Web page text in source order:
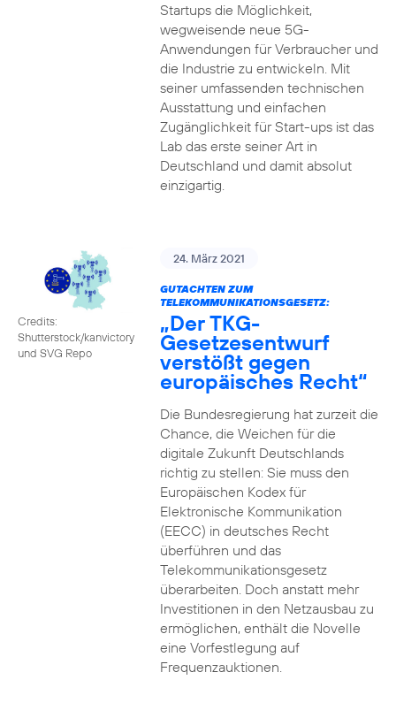
Startups die Möglichkeit,
wegweisende neue 5G-
Anwendungen für Verbraucher und
die Industrie zu entwickeln. Mit
seiner umfassenden technischen
Ausstattung und einfachen
Zugänglichkeit für Start-ups ist das
Lab das erste seiner Art in
Deutschland und damit absolut
einzigartig.
Credits:
Shutterstock/kanvictory
und SVG Repo
24. März 2021
GUTACHTEN ZUM
TELEKOMMUNIKATIONSGESETZ:
„Der TKG-
Gesetzesentwurf
verstößt gegen
europäisches Recht“
Die Bundesregierung hat zurzeit die
Chance, die Weichen für die
digitale Zukunft Deutschlands
richtig zu stellen: Sie muss den
Europäischen Kodex für
Elektronische Kommunikation
(EECC) in deutsches Recht
überführen und das
Telekommunikationsgesetz
überarbeiten. Doch anstatt mehr
Investitionen in den Netzausbau zu
ermöglichen, enthält die Novelle
eine Vorfestlegung auf
Frequenzauktionen.